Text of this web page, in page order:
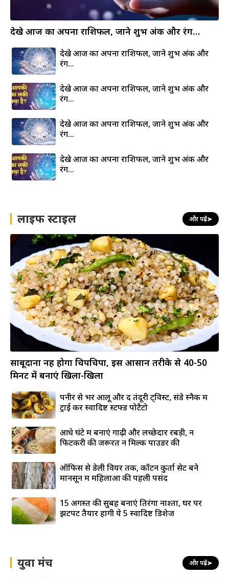
देखे आज का अपना राशिफल, जाने शुभ अंक और रंग…
देखे आज का अपना राशिफल, जाने शुभ अंक और
रंग…
देखे आज का अपना राशिफल, जाने शुभ अंक और
रंग…
देखे आज का अपना राशिफल, जाने शुभ अंक और
रंग…
देखे आज का अपना राशिफल, जाने शुभ अंक और
रंग…
लाइफ स्टाइल और पढ़ें➤
साबूदाना नहीं होगा चिपचिपा, इस आसान तरीके से 40-50
मिनट में बनाएं खिला-खिला
पनीर से भरें आलू और दें तंदूरी ट्विस्ट, संडे स्नैक में
ट्राई करें स्वादिष्ट स्टफ्ड पोटैटो
आधे घंटे में बनाएं गाढ़ी और लच्छेदार रबड़ी, न
फिटकरी की जरूरत न मिल्क पाउडर की
ऑफिस से डेली वियर तक, कॉटन कुर्ता सेट बने
मानसून में महिलाओं की पहली पसंद
15 अगस्त की सुबह बनाएं तिरंगा नाश्ता, घर पर
झटपट तैयार होंगी ये 5 स्वादिष्ट डिशेज
युवा मंच और पढ़ें➤